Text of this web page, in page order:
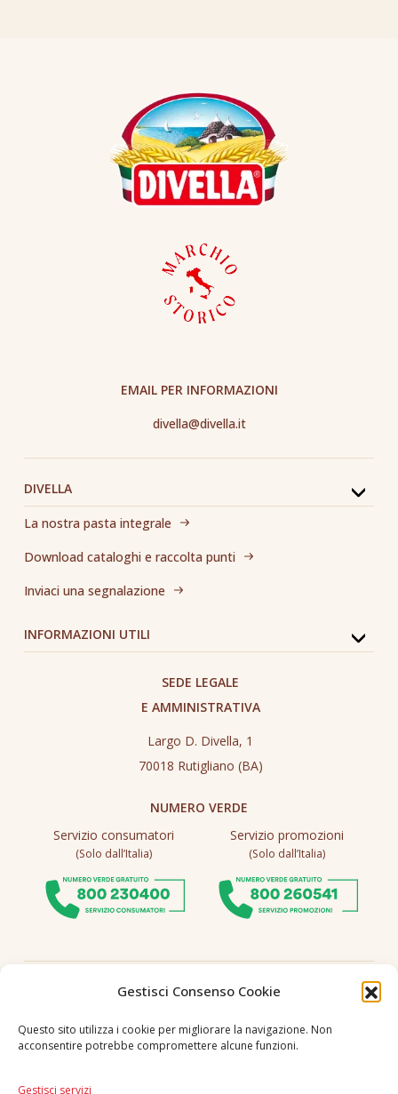
Gestisci Consenso Cookie
Questo sito utilizza i cookie per migliorare la navigazione. Non
acconsentire potrebbe compromettere alcune funzioni.
Gestisci servizi
DIVELLA
La nostra pasta integrale
Download cataloghi e raccolta punti
Inviaci una segnalazione
INFORMAZIONI UTILI
EMAIL PER INFORMAZIONI
divella@divella.it
SEDE LEGALE
E AMMINISTRATIVA
Largo D. Divella, 1
70018 Rutigliano (BA)
NUMERO VERDE
Servizio consumatori
(Solo dall’Italia)
Servizio promozioni
(Solo dall’Italia)
Seguici